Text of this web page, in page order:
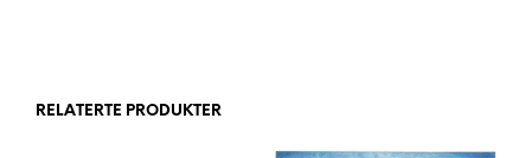
RELATERTE PRODUKTER